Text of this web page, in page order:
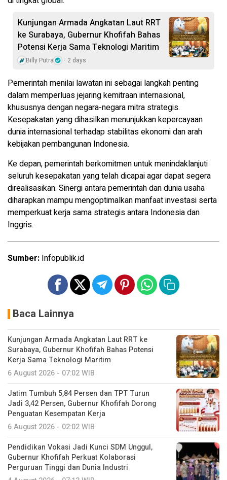
Kunjungan Armada Angkatan Laut RRT
ke Surabaya, Gubernur Khofifah Bahas
Potensi Kerja Sama Teknologi Maritim
Billy Putra 2 days
Pemerintah menilai lawatan ini sebagai langkah penting
dalam memperluas jejaring kemitraan internasional,
khususnya dengan negara-negara mitra strategis.
Kesepakatan yang dihasilkan menunjukkan kepercayaan
dunia internasional terhadap stabilitas ekonomi dan arah
kebijakan pembangunan Indonesia.
Ke depan, pemerintah berkomitmen untuk menindaklanjuti
seluruh kesepakatan yang telah dicapai agar dapat segera
direalisasikan. Sinergi antara pemerintah dan dunia usaha
diharapkan mampu mengoptimalkan manfaat investasi serta
memperkuat kerja sama strategis antara Indonesia dan
Inggris.
Sumber: Infopublik.id
Baca Lainnya
Kunjungan Armada Angkatan Laut RRT ke
Surabaya, Gubernur Khofifah Bahas Potensi
Kerja Sama Teknologi Maritim
6 August 2026 - 07:02 WIB
Jatim Tumbuh 5,84 Persen dan TPT Turun
Jadi 3,42 Persen, Gubernur Khofifah Dorong
Penguatan Kesempatan Kerja
6 August 2026 - 02:02 WIB
Pendidikan Vokasi Jadi Kunci SDM Unggul,
Gubernur Khofifah Perkuat Kolaborasi
Perguruan Tinggi dan Dunia Industri